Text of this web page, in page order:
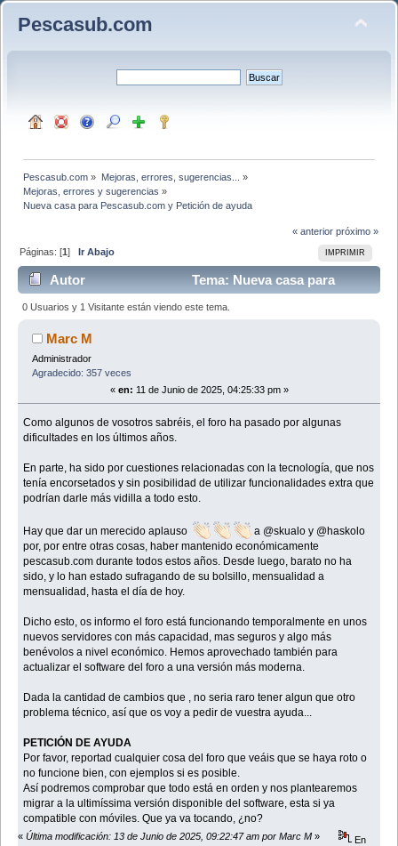
Pescasub.com
Pescasub.com » Mejoras, errores, sugerencias...
»
Mejoras, errores y sugerencias »
Nueva casa para Pescasub.com y Petición de ayuda
« anterior próximo »
IMPRIMIR
Páginas: [1]Ir Abajo
Autor
Tema: Nueva casa para
Pescasub.com y Petición de ayuda (Leído 4836 veces)
0 Usuarios y 1 Visitante están viendo este tema.
Marc M
Administrador
Agradecido: 357 veces
« en: 11 de Junio de 2025, 04:25:33 pm »
Como algunos de vosotros sabréis, el foro ha pasado por algunas
dificultades en los últimos años.
En parte, ha sido por cuestiones relacionadas con la tecnología, que nos
tenía encorsetados y sin posibilidad de utilizar funcionalidades extra que
podrían darle más vidilla a todo esto.
Hay que dar un merecido aplauso
a @skualo y @haskolo
por, por entre otras cosas, haber mantenido económicamente
pescasub.com durante todos estos años. Desde luego, barato no ha
sido, y lo han estado sufragando de su bolsillo, mensualidad a
mensualidad, hasta el día de hoy.
Dicho esto, os informo el foro está funcionando temporalmente en unos
nuevos servidores con más capacidad, mas seguros y algo más
benévolos a nivel económico. Hemos aprovechado también para
actualizar el software del foro a una versión más moderna.
Dada la cantidad de cambios que , no seria raro tener algun que otro
problema técnico, así que os voy a pedir de vuestra ayuda...
PETICIÓN DE AYUDA
Por favor, reportad cualquier cosa del foro que veáis que se haya roto o
no funcione bien, con ejemplos si es posible.
Así podremos comprobar que todo está en orden y nos plantearemos
migrar a la ultimíssima versión disponible del software, esta si ya
compatible con móviles. Que ya va tocando, ¿no?
« Última modificación: 13 de Junio de 2025, 09:22:47 am por Marc M »
En